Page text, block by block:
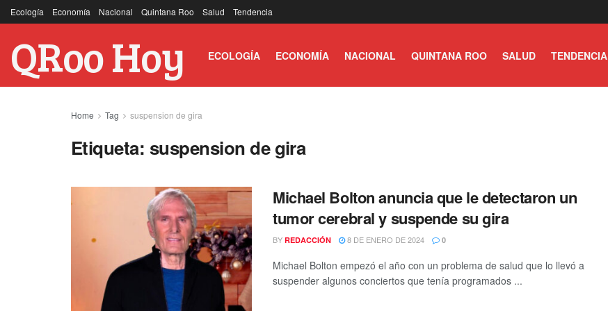
Ecología Economía Nacional Quintana Roo Salud Tendencia
QRoo Hoy ECOLOGÍA ECONOMÍA NACIONAL QUINTANA ROO SALUD TENDENCIA
Home Tag suspension de gira
Etiqueta: suspension de gira
Michael Bolton anuncia que le detectaron un
tumor cerebral y suspende su gira
BY REDACCIÓN 8 DE ENERO DE 2024 0
Michael Bolton empezó el año con un problema de salud que lo llevó a
suspender algunos conciertos que tenía programados ...